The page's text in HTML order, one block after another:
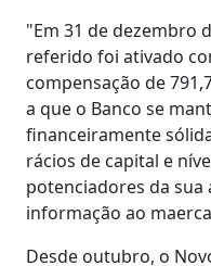
"Em 31 de dezembro
referido foi ativado
compensação de
a que o Banco se
financeiramente
rácios de capital e
potenciadores da sua
informação ao
Desde outubro, o